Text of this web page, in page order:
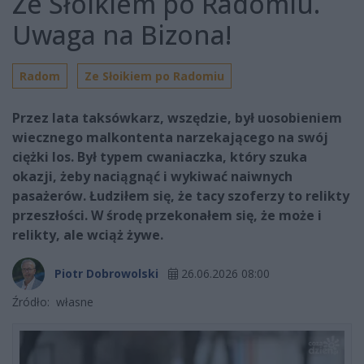
Uwaga na Bizona!
Radom Ze Słoikiem po Radomiu
Przez lata taksówkarz, wszędzie, był uosobieniem
wiecznego malkontenta narzekającego na swój
ciężki los. Był typem cwaniaczka, który szuka
okazji, żeby naciągnąć i wykiwać naiwnych
pasażerów. Łudziłem się, że tacy szoferzy to relikty
przeszłości. W środę przekonałem się, że może i
relikty, ale wciąż żywe.
Piotr Dobrowolski
26.06.2026 08:00
Źródło: własne